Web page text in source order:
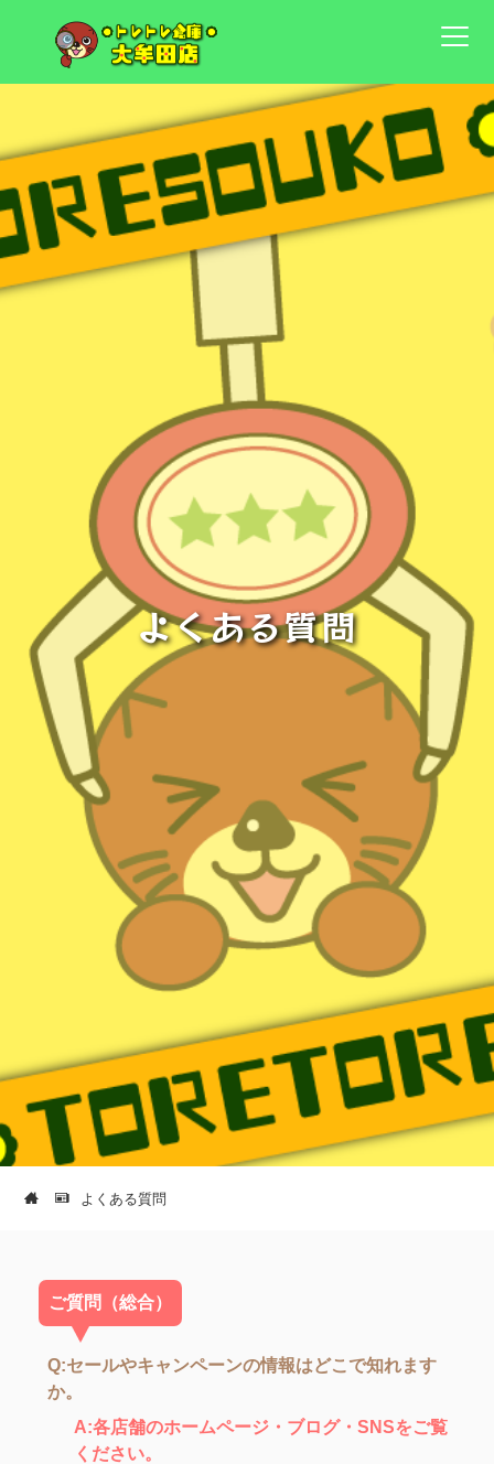
よくある質問
よくある質問
ご質問（総合）
Q:セールやキャンペーンの情報はどこで知れます
か。
A:各店舗のホームページ・ブログ・SNSをご覧
ください。